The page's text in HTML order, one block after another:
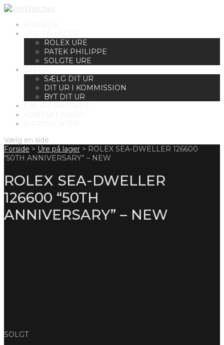
ROLEX URE
PATEK PHILIPPE
SOLGTE URE
SÆLG DIT UR
DIT UR I KOMMISSION
BYT DIT UR
Vælg en side
Forside > Ure på lager > ROLEX SEA-DWELLER 126600
“50TH ANNIVERSARY” – NEW
ROLEX SEA-DWELLER
126600 “50TH
ANNIVERSARY” – NEW
SOLGT